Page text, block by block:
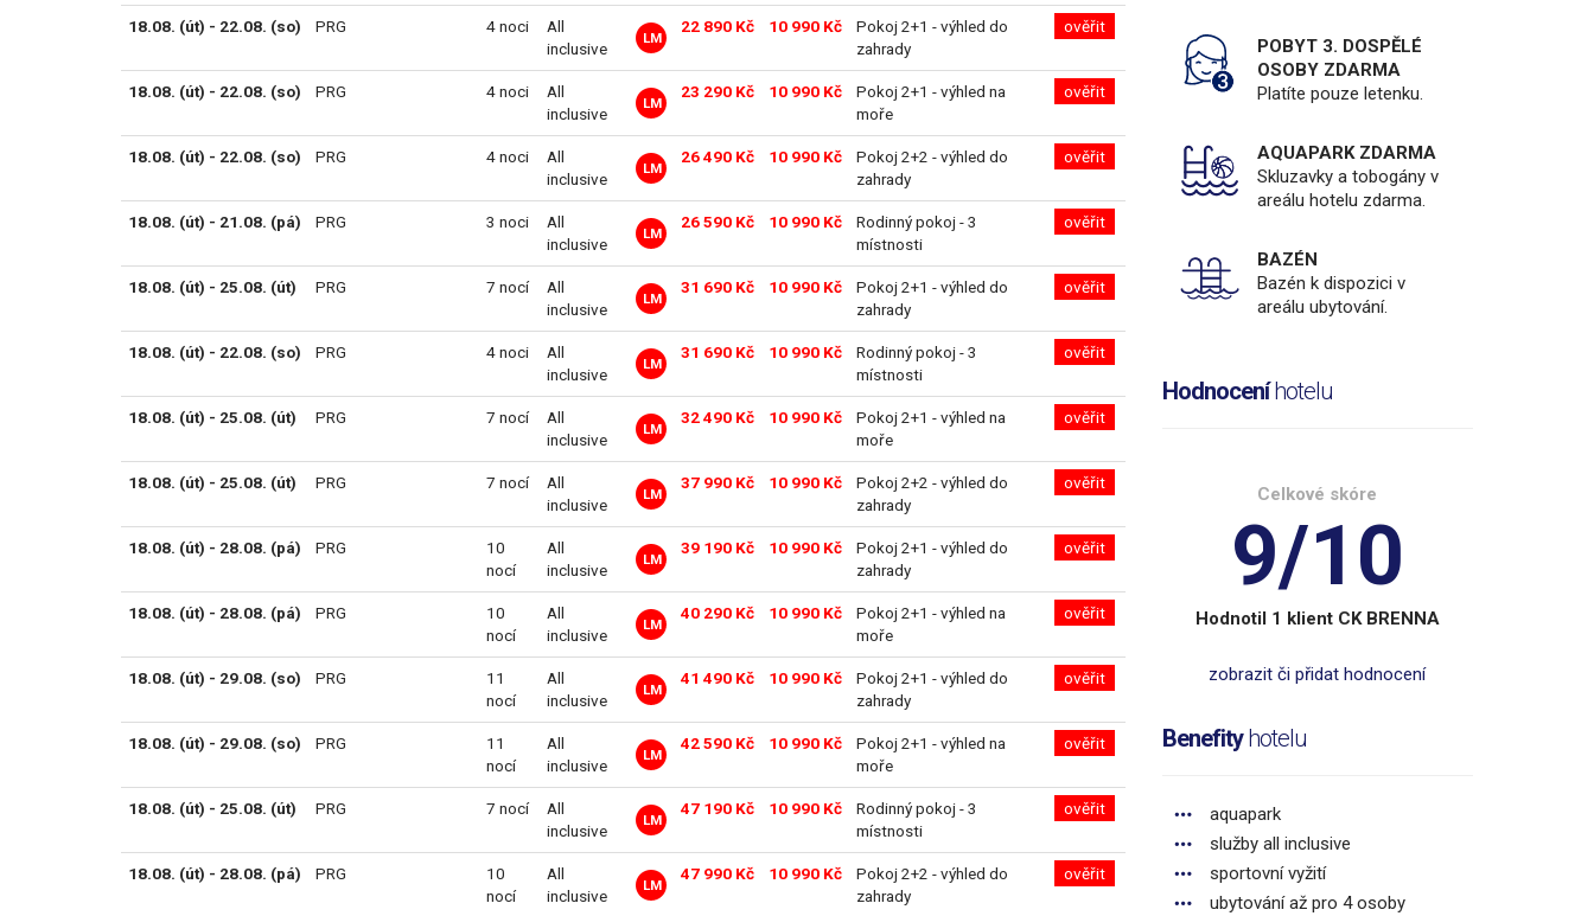
18.08. (út) - 22.08. (so) PRG 4 noci
All
inclusive
LM
22 890 Kč 10 990 Kč
Pokoj 2+1 - výhled do
zahrady
ověřit
18.08. (út) - 22.08. (so) PRG 4 noci
All
inclusive
LM
23 290 Kč 10 990 Kč
Pokoj 2+1 - výhled na
moře
ověřit
18.08. (út) - 22.08. (so) PRG 4 noci
All
inclusive
LM
26 490 Kč 10 990 Kč
Pokoj 2+2 - výhled do
zahrady
ověřit
18.08. (út) - 21.08. (pá) PRG 3 noci
All
inclusive
LM
26 590 Kč 10 990 Kč
Rodinný pokoj - 3
místnosti
ověřit
18.08. (út) - 25.08. (út) PRG 7 nocí
All
inclusive
LM
31 690 Kč 10 990 Kč
Pokoj 2+1 - výhled do
zahrady
ověřit
18.08. (út) - 22.08. (so) PRG 4 noci
All
inclusive
LM
31 690 Kč 10 990 Kč
Rodinný pokoj - 3
místnosti
ověřit
18.08. (út) - 25.08. (út) PRG 7 nocí
All
inclusive
LM
32 490 Kč 10 990 Kč
Pokoj 2+1 - výhled na
moře
ověřit
18.08. (út) - 25.08. (út) PRG 7 nocí
All
inclusive
LM
37 990 Kč 10 990 Kč
Pokoj 2+2 - výhled do
zahrady
ověřit
18.08. (út) - 28.08. (pá) PRG
10
nocí
All
inclusive
LM
39 190 Kč 10 990 Kč
Pokoj 2+1 - výhled do
zahrady
ověřit
18.08. (út) - 28.08. (pá) PRG
10
nocí
All
inclusive
LM
40 290 Kč 10 990 Kč
Pokoj 2+1 - výhled na
moře
ověřit
18.08. (út) - 29.08. (so) PRG
11
nocí
All
inclusive
LM
41 490 Kč 10 990 Kč
Pokoj 2+1 - výhled do
zahrady
ověřit
18.08. (út) - 29.08. (so) PRG
11
nocí
All
inclusive
LM
42 590 Kč 10 990 Kč
Pokoj 2+1 - výhled na
moře
ověřit
18.08. (út) - 25.08. (út) PRG 7 nocí
All
inclusive
LM
47 190 Kč 10 990 Kč
Rodinný pokoj - 3
místnosti
ověřit
18.08. (út) - 28.08. (pá) PRG
10
nocí
All
inclusive
LM
47 990 Kč 10 990 Kč
Pokoj 2+2 - výhled do
zahrady
ověřit
POBYT 3. DOSPĚLÉ
OSOBY ZDARMA
Platíte pouze letenku.
AQUAPARK ZDARMA
Skluzavky a tobogány v
areálu hotelu zdarma.
BAZÉN
Bazén k dispozici v
areálu ubytování.
Hodnoceníhotelu
Celkové skóre
9/10
Hodnotil 1 klient CK BRENNA
zobrazit či přidat hodnocení
Benefityhotelu
aquapark
služby all inclusive
sportovní vyžití
ubytování až pro 4 osoby